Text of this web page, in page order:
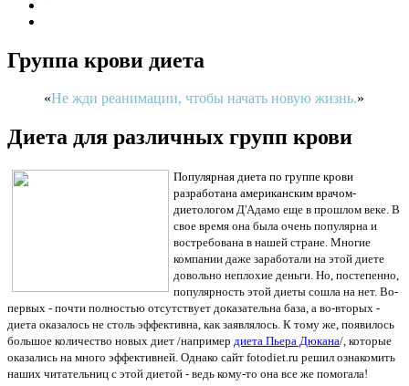
Группа крови диета
Не жди реанимации, чтобы начать новую жизнь.
Диета для различных групп крови
Популярная диета по группе крови
разработана американским врачом-
диетологом Д'Адамо еще в прошлом веке. В
свое время она была очень популярна и
востребована в нашей стране. Многие
компании даже заработали на этой диете
довольно неплохие деньги. Но, постепенно,
популярность этой диеты сошла на нет. Во-
первых - почти полностью отсутствует доказательна база, а во-вторых -
диета оказалось не столь эффективна, как заявлялось. К тому же, появилось
большое количество новых диет /например диета Пьера Дюкана/, которые
оказались на много эффективней. Однако сайт fotodiet.ru решил ознакомить
наших читательниц с этой диетой - ведь кому-то она все же помогала!